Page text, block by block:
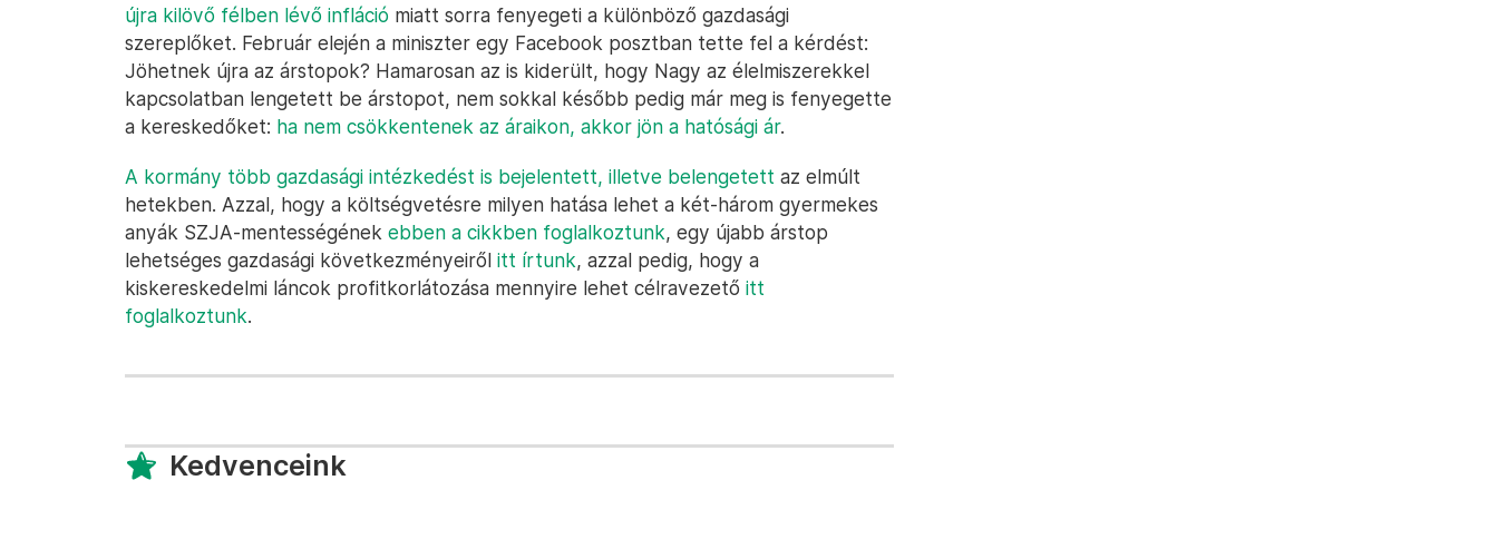
újra kilövő félben lévő infláció miatt sorra fenyegeti a különböző gazdasági
szereplőket. Február elején a miniszter egy Facebook posztban tette fel a kérdést:
Jöhetnek újra az árstopok? Hamarosan az is kiderült, hogy Nagy az élelmiszerekkel
kapcsolatban lengetett be árstopot, nem sokkal később pedig már meg is fenyegette
a kereskedőket: ha nem csökkentenek az áraikon, akkor jön a hatósági ár.
A kormány több gazdasági intézkedést is bejelentett, illetve belengetett az elmúlt
hetekben. Azzal, hogy a költségvetésre milyen hatása lehet a két-három gyermekes
anyák SZJA-mentességének ebben a cikkben foglalkoztunk, egy újabb árstop
lehetséges gazdasági következményeiről itt írtunk, azzal pedig, hogy a
kiskereskedelmi láncok profitkorlátozása mennyire lehet célravezető itt
foglalkoztunk.
Kedvenceink